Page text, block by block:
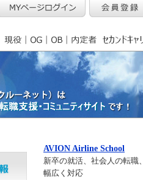
AVION Airline School
新卒の就活、社会人の転職、
幅広く対応